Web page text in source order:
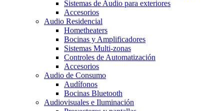
Sistemas de Audio para exteriores
Accesorios
Audio Residencial
Hometheaters
Bocinas y Amplificadores
Sistemas Multi-zonas
Controles de Automatización
Accesorios
Audio de Consumo
Audífonos
Bocinas Bluetooth
Audiovisuales e Iluminación